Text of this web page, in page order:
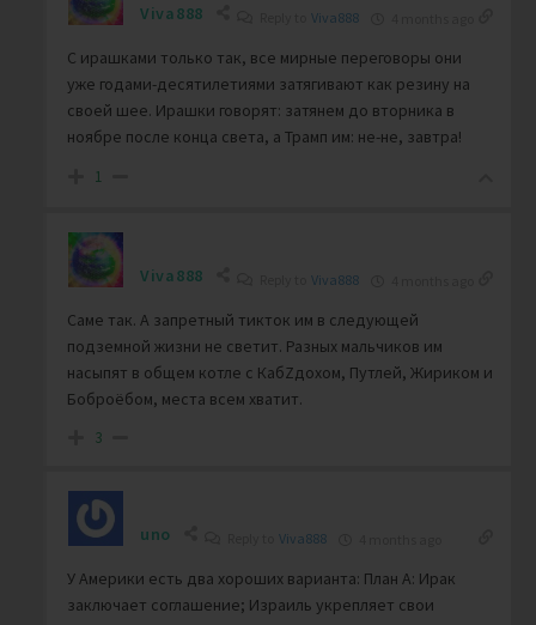
Viva888 Viva888
С ирашками только так, все мирные переговоры они
уже годами-десятилетиями затягивают как резину на
своей шее. Ирашки говорят: затянем до вторника в
ноябре после конца света, а Трамп им: не-не, завтра!
1
Viva888 Viva888
Саме так. А запретный тикток им в следующей
подземной жизни не светит. Разных мальчиков им
насыпят в общем котле с КабZдохом, Путлей, Жириком и
Боброёбом, места всем хватит.
3
uno Reply toViva888
У Америки есть два хороших варианта: План А: Ирак
заключает соглашение; Израиль укрепляет свои